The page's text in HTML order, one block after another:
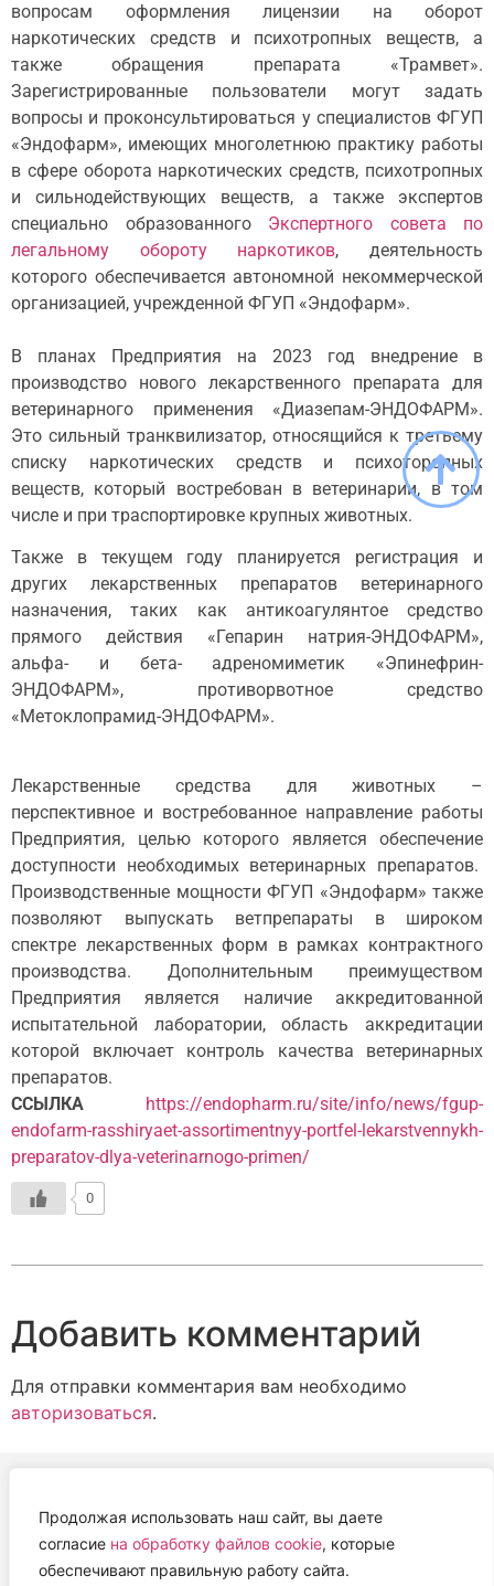
Продолжая использовать наш сайт, вы даете
согласие на обработку файлов cookie, которые
обеспечивают правильную работу сайта.
вопросам оформления лицензии на оборот
наркотических средств и психотропных веществ, а
также обращения препарата «Трамвет».
Зарегистрированные пользователи могут задать
вопросы и проконсультироваться у специалистов ФГУП
«Эндофарм», имеющих многолетнюю практику работы
в сфере оборота наркотических средств, психотропных
и сильнодействующих веществ, а также экспертов
специально образованного Экспертного совета по
легальному обороту наркотиков, деятельность
которого обеспечивается автономной некоммерческой
организацией, учрежденной ФГУП «Эндофарм».
В планах Предприятия на 2023 год внедрение в
производство нового лекарственного препарата для
ветеринарного применения «Диазепам-ЭНДОФАРМ».
Это сильный транквилизатор, относящийся к третьему
списку наркотических средств и психоторопных
веществ, который востребован в ветеринарии, в том
числе и при траспортировке крупных животных.
Также в текущем году планируется регистрация и
других лекарственных препаратов ветеринарного
назначения, таких как антикоагулянтое средство
прямого действия «Гепарин натрия-ЭНДОФАРМ»,
альфа- и бета- адреномиметик «Эпинефрин-
ЭНДОФАРМ», противорвотное средство
«Метоклопрамид-ЭНДОФАРМ».
Лекарственные средства для животных –
перспективное и востребованное направление работы
Предприятия, целью которого является обеспечение
доступности необходимых ветеринарных препаратов.
Производственные мощности ФГУП «Эндофарм» также
позволяют выпускать ветпрепараты в широком
спектре лекарственных форм в рамках контрактного
производства. Дополнительным преимуществом
Предприятия является наличие аккредитованной
испытательной лаборатории, область аккредитации
которой включает контроль качества ветеринарных
препаратов.
ССЫЛКА https://endopharm.ru/site/info/news/fgup-
endofarm-rasshiryaet-assortimentnyy-portfel-lekarstvennykh-
preparatov-dlya-veterinarnogo-primen/
0
Добавить комментарий
Для отправки комментария вам необходимо
авторизоваться.
АВТОНОМНАЯ НЕКОММЕРЧЕСКАЯ ОРГАНИЗАЦИЯ
«ЦЕНТР ВЕТЕРИНАРНОЙ ТЕРАПИИ, ИММУНОЛОГИИ И
ИММУНОПАТОЛОГИИ» (ЦВЕТИ)